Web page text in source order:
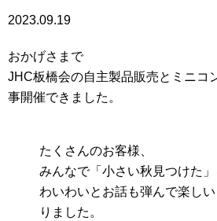
2023.09.19
おかげさまで
JHC板橋会の自主製品販売とミニコ
事開催できました。
たくさんのお客様、
みんなで「小さい秋見つけた」
わいわいとお話も弾んで楽し
りました。